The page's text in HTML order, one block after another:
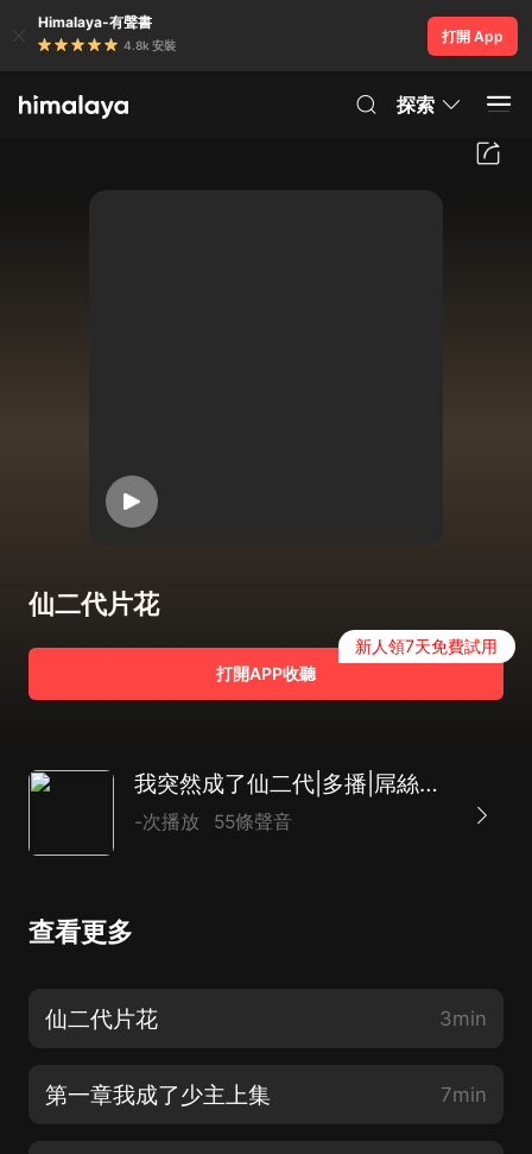
Himalaya-有聲書
4.8k 安裝
打開 App
探索
仙二代片花
打開APP收聽
新人領7天免費試用
我突然成了仙二代|多播|屌絲逆襲爽文
-次播放 55條聲音
查看更多
仙二代片花 3min
第一章我成了少主上集 7min